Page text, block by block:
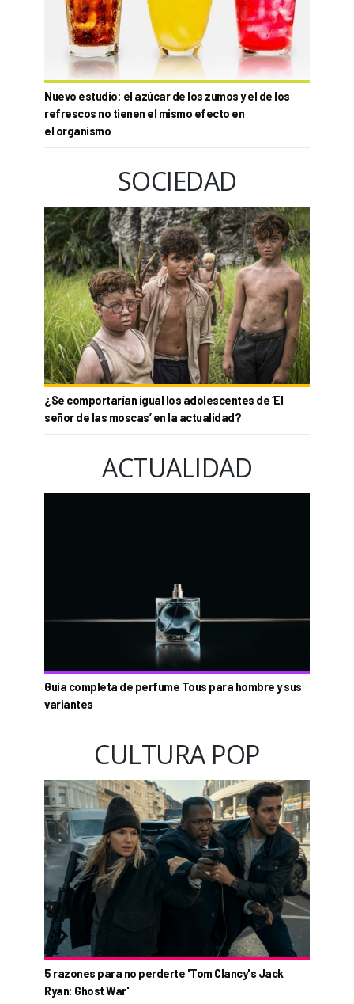
Nuevo estudio: el azúcar de los zumos y el de los
refrescos no tienen el mismo efecto en
el organismo
SOCIEDAD
¿Se comportarían igual los adolescentes de ‘El
señor de las moscas’ en la actualidad?
ACTUALIDAD
Guía completa de perfume Tous para hombre y sus
variantes
CULTURA POP
5 razones para no perderte 'Tom Clancy's Jack
Ryan: Ghost War'